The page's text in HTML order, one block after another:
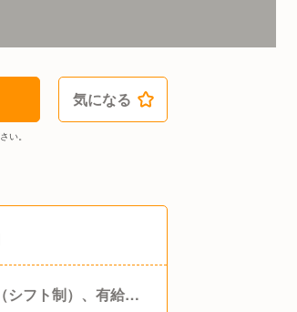
気になる
い。
シフト制）、有給休